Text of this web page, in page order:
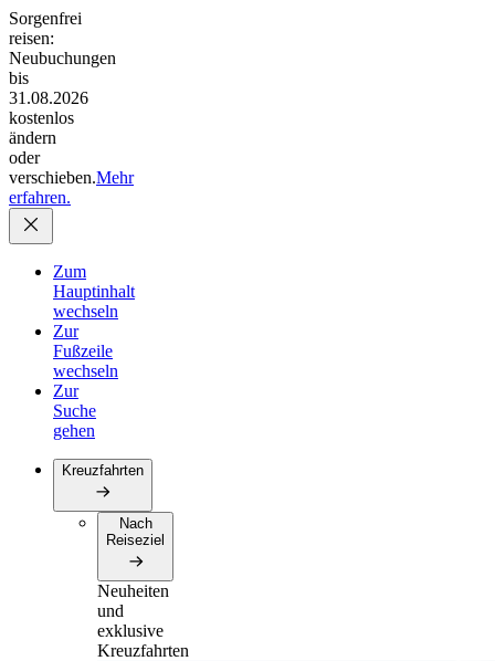
Sorgenfrei
reisen:
Neubuchungen
bis
31.08.2026
kostenlos
ändern
oder
verschieben.Mehr
erfahren.
Zum
Hauptinhalt
wechseln
Zur
Fußzeile
wechseln
Zur
Suche
gehen
Kreuzfahrten
Nach
Reiseziel
Neuheiten
und
exklusive
Kreuzfahrten